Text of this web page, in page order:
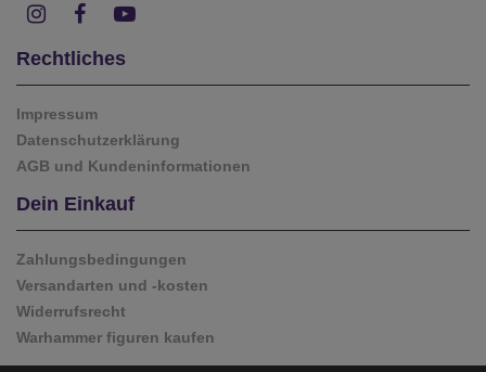
Rechtliches
Impressum
Datenschutzerklärung
AGB und Kundeninformationen
Dein Einkauf
Zahlungsbedingungen
Versandarten und -kosten
Widerrufsrecht
Warhammer figuren kaufen